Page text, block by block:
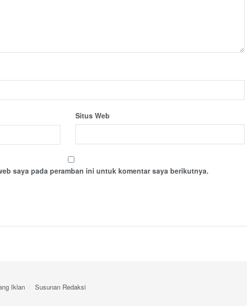
Situs Web
saya pada peramban ini untuk komentar saya berikutnya.
Iklan Susunan Redaksi